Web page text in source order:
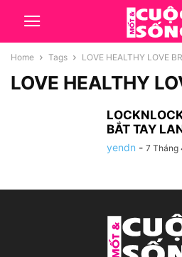
Home Tags LOVE HEALTHY LOVE
LOVE HEALTHY
BẮT TAY
yendn - 7 Tháng